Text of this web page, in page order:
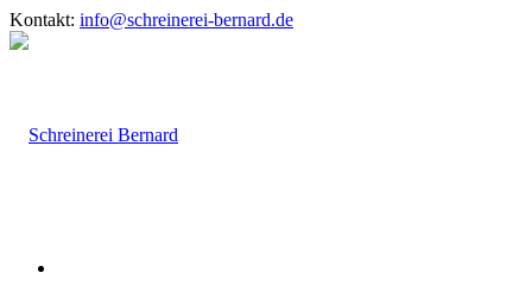
Kontakt: info@schreinerei-bernard.de